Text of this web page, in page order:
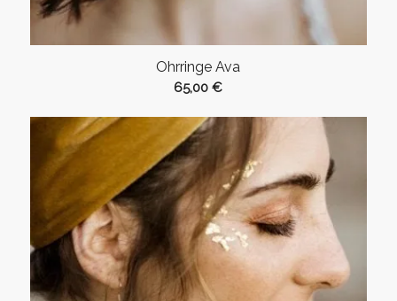
Ohrringe Ava
65,00€